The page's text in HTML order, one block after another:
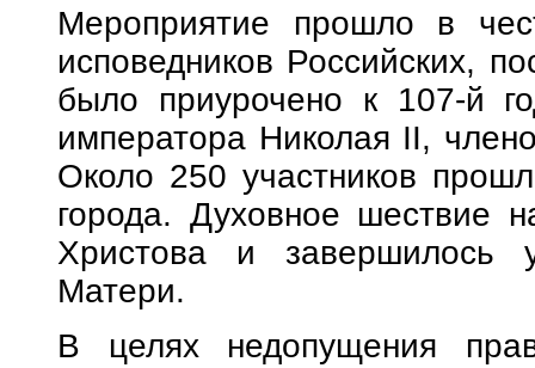
Мероприятие прошло в
исповедников Российских,
было приурочено к 107-й
императора Николая II,
Около 250 участников
города. Духовное шествие
Христова и завершилось
Матери.
В целях недопущения